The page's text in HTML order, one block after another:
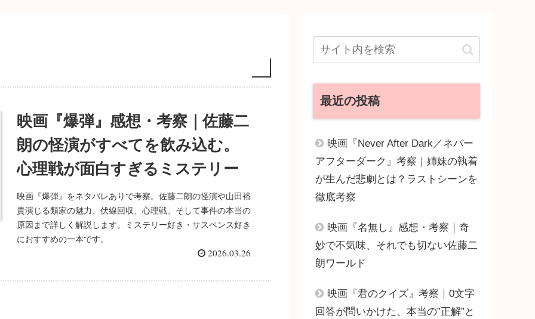
映画『爆弾』感想・考察｜佐藤二
朗の怪演がすべてを飲み込む。
心理戦が面白すぎるミステリー
映画『爆弾』をネタバレありで考察。佐藤二朗の怪演や山田裕
貴演じる類家の魅力、伏線回収、心理戦、そして事件の本当の
原因まで詳しく解説します。ミステリー好き・サスペンス好き
におすすめの一本です。
2026.03.26
最近の投稿
映画『Never After Dark／ネバー
アフターダーク』考察｜姉妹の執着
が生んだ悲劇とは？ラストシーンを
徹底考察
映画『名無し』感想・考察｜奇
妙で不気味、それでも切ない佐藤二
朗ワールド
映画『君のクイズ』考察｜0文字
回答が問いかけた、本当の”正解”と